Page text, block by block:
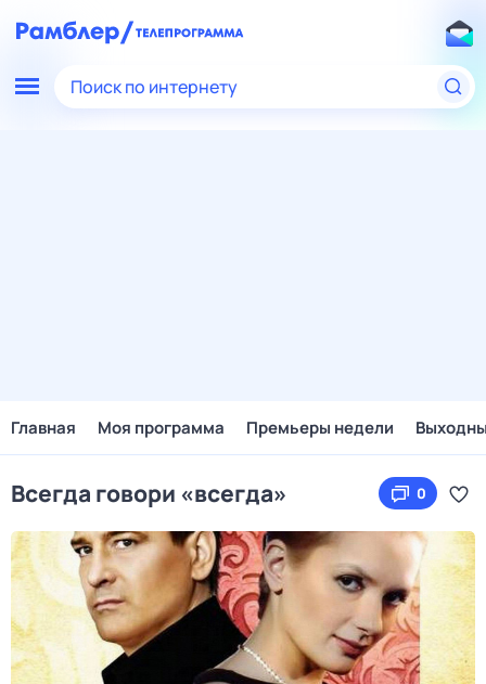
Поиск по интернету
Главная Моя программа Премьеры недели
Всегда говори «всегда» 0